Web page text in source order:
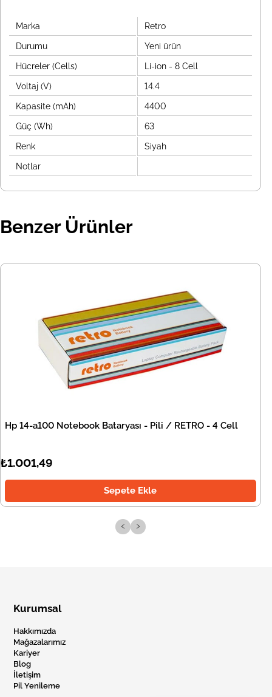
Marka Retro
Durumu Yeni ürün
Hücreler (Cells) Li-ion - 8 Cell
Voltaj (V) 14.4
Kapasite (mAh) 4400
Güç (Wh) 63
Renk Siyah
Notlar
Benzer Ürünler
Hp 14-a100 Notebook Bataryası - Pili / RETRO - 4 Cell
₺1.001,49
Sepete Ekle
‹ ›
Kurumsal
Hakkımızda
Mağazalarımız
Kariyer
Blog
İletişim
Pil Yenileme